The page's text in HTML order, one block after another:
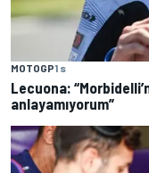
MOTOGP1 s
Lecuona:
anlayamıyorum”